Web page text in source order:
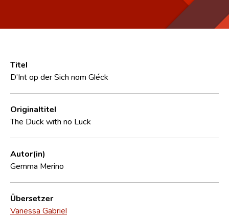
Häufige Fragen und Antworten
CNL
Forschungsgruppe
Kontakt
Titel
D’Int op der Sich nom Gléck
Originaltitel
The Duck with no Luck
Autor(in)
Gemma Merino
Übersetzer
Vanessa Gabriel